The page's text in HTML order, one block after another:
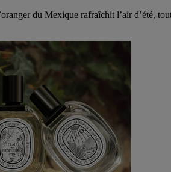
du Mexique rafraîchit l’air d’été,